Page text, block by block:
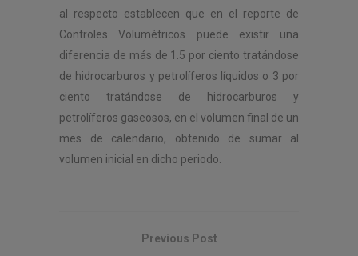
al respecto establecen que en el reporte de
Controles Volumétricos puede existir una
diferencia de más de 1.5 por ciento tratándose
de hidrocarburos y petrolíferos líquidos o 3 por
ciento tratándose de hidrocarburos y
petrolíferos gaseosos, en el volumen final de un
mes de calendario, obtenido de sumar al
volumen inicial en dicho periodo.
Previous Post